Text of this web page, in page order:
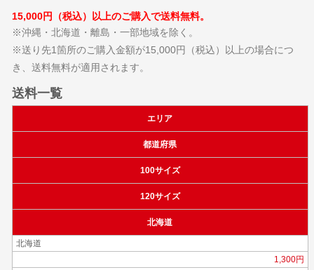
15,000円（税込）以上のご購入で送料無料。
※沖縄・北海道・離島・一部地域を除く。
※送り先1箇所のご購入金額が15,000円（税込）以上の場合につ
き、送料無料が適用されます。
送料一覧
エリア
都道府県
100サイズ
120サイズ
北海道
北海道
1,300円